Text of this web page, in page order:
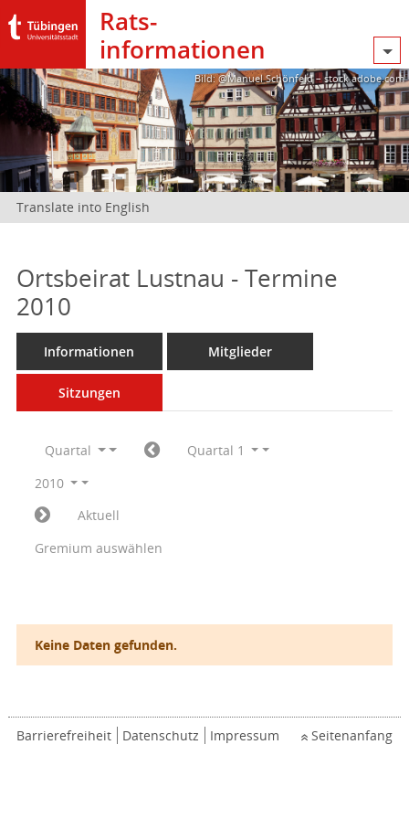
Rats­
informationen
Bild: @Manuel Schönfeld – stock.adobe.com
Translate into English
Ortsbeirat Lustnau - Termine
2010
Informationen Mitglieder
Sitzungen
Quartal
Quartal 1
2010
Aktuell
Gremium auswählen
Keine Daten gefunden.
Barrierefreiheit Datenschutz Impressum Seitenanfang